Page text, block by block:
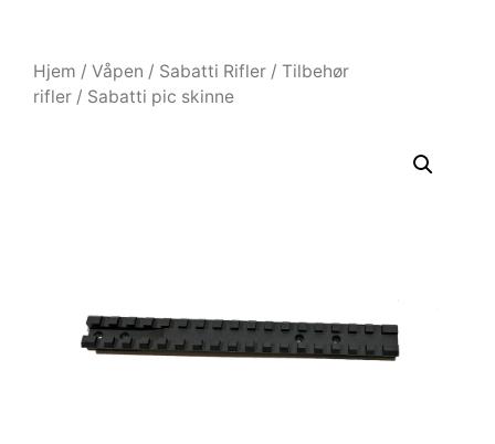
Hjem / Våpen / Sabatti Rifler / Tilbehør
rifler / Sabatti pic skinne